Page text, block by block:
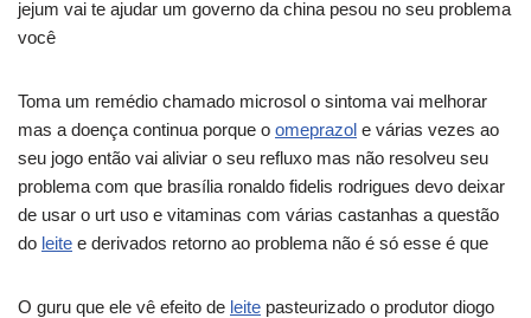
jejum vai te ajudar um governo da china pesou no seu problema
você
Toma um remédio chamado microsol o sintoma vai melhorar
mas a doença continua porque o omeprazol e várias vezes ao
seu jogo então vai aliviar o seu refluxo mas não resolveu seu
problema com que brasília ronaldo fidelis rodrigues devo deixar
de usar o urt uso e vitaminas com várias castanhas a questão
do leite e derivados retorno ao problema não é só esse é que
O guru que ele vê efeito de leite pasteurizado o produtor diogo